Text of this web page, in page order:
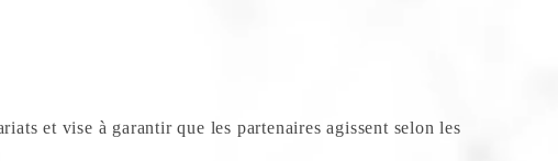
et vise à garantir que les partenaires agissent selon les